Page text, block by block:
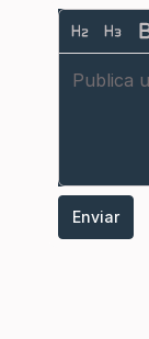
Enviar